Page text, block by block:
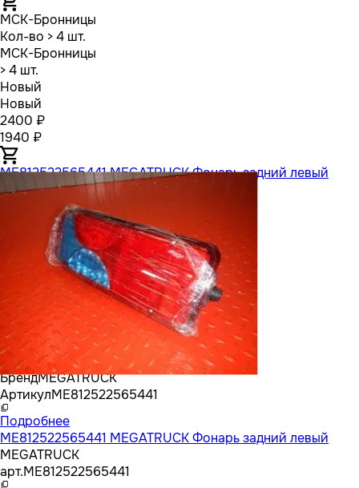
МСК-Бронницы
Кол-во > 4 шт.
МСК-Бронницы
> 4 шт.
Новый
Новый
2400 ₽
1940 ₽
ME812522565441 MEGATRUCK Фонарь задний левый
БрендMEGATRUCK
АртикулME812522565441
Подробнее
ME812522565441 MEGATRUCK Фонарь задний левый
MEGATRUCK
арт.ME812522565441